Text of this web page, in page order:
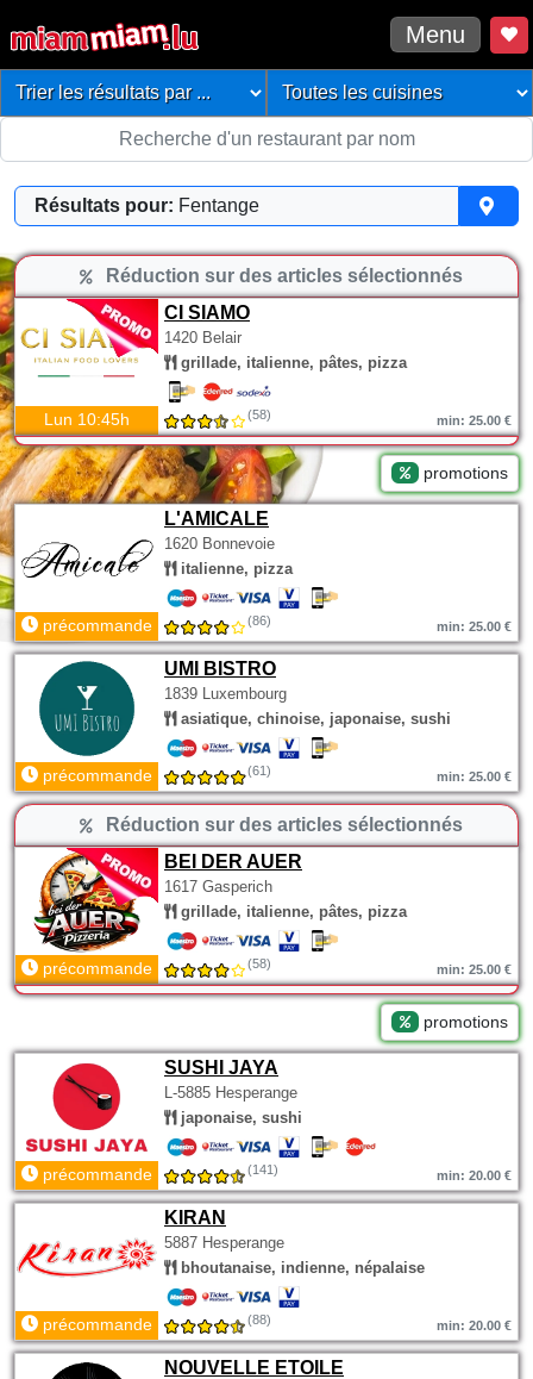
Menu
Résultats pour: Fentange
Réduction sur des articles sélectionnés
CI SIAMO
1420 Belair
grillade, italienne, pâtes, pizza
Lun 10:45h (58) min: 25.00 €
promotions
L'AMICALE
1620 Bonnevoie
italienne, pizza
précommande (86) min: 25.00 €
UMI BISTRO
1839 Luxembourg
asiatique, chinoise, japonaise, sushi
précommande (61) min: 25.00 €
Réduction sur des articles sélectionnés
BEI DER AUER
1617 Gasperich
grillade, italienne, pâtes, pizza
précommande (58) min: 25.00 €
promotions
SUSHI JAYA
L-5885 Hesperange
japonaise, sushi
précommande (141) min: 20.00 €
KIRAN
5887 Hesperange
bhoutanaise, indienne, népalaise
précommande (88) min: 20.00 €
NOUVELLE ETOILE